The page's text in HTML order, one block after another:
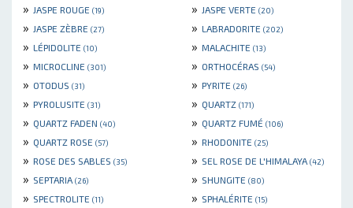
» JASPE ROUGE (19) » JASPE VERTE (20)
» JASPE ZÈBRE (27) » LABRADORITE (202)
» LÉPIDOLITE (10) » MALACHITE (13)
» MICROCLINE (301) » ORTHOCÉRAS (54)
» OTODUS (31) » PYRITE (26)
» PYROLUSITE (31) » QUARTZ (171)
» QUARTZ FADEN (40) » QUARTZ FUMÉ (106)
» QUARTZ ROSE (57) » RHODONITE (25)
» ROSE DES SABLES (35) » SEL ROSE DE L'HIMALAYA (42)
» SEPTARIA (26) » SHUNGITE (80)
» SPECTROLITE (11) » SPHALÉRITE (15)